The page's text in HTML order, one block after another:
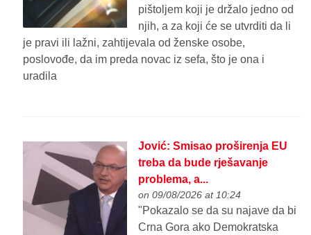
pištoljem koji je držalo jedno od
njih, a za koji će se utvrditi da li
je pravi ili lažni, zahtijevala od ženske osobe,
poslovođe, da im preda novac iz sefa, što je ona i
uradila
Jović: Smisao proširenja EU
treba da bude rješavanje
problema, a...
on 09/08/2026 at 10:24
"Pokazalo se da su najave da bi
Crna Gora ako Demokratska